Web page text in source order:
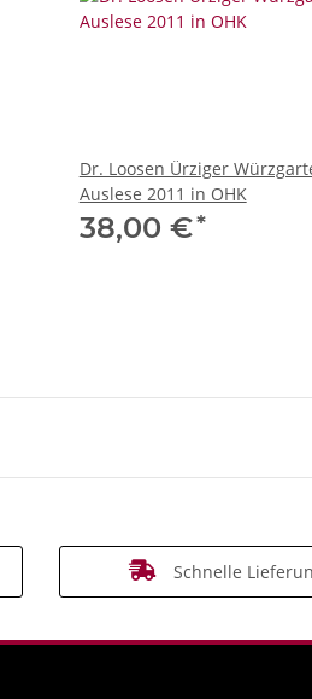
Dr. Loosen Ürziger
Auslese 2011 in OHK
38,00 €*
Schnelle